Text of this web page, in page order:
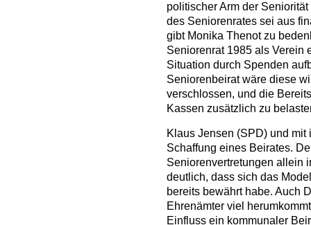
politischer Arm der
des Seniorenrates sei aus
gibt Monika Thenot zu
Seniorenrat 1985 als Verein
Situation durch Spenden
Seniorenbeirat wäre diese
verschlossen, und die
Kassen zusätzlich zu
Klaus Jensen (SPD) und
Schaffung eines Beirates.
Seniorenvertretungen allein
deutlich, dass sich das
bereits bewährt habe. Auch
Ehrenämter viel
Einfluss ein kommunaler